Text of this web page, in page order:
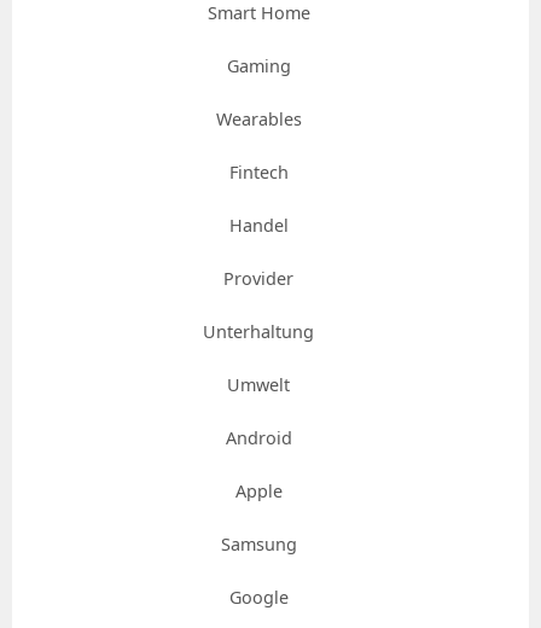
Smart Home
Gaming
Wearables
Fintech
Handel
Provider
Unterhaltung
Umwelt
Android
Apple
Samsung
Google